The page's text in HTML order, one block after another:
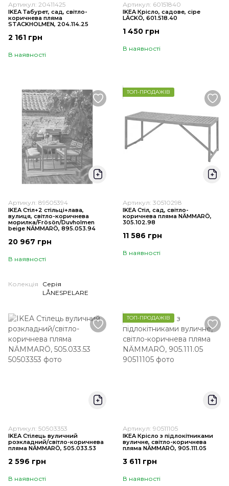
Артикул: 20411425
IKEA Табурет, сад, світло-
коричнева пляма
STACKHOLMEN, 204.114.25
2 161 грн
В наявності
Артикул: 60151840
IKEA Крісло, садове, сіре
LÄCKÖ, 601.518.40
1 450 грн
В наявності
Артикул: 89505394
IKEA Стіл+2 стільці+лава,
вулиця, світло-коричнева
морилка/Frösön/Duvholmen
beige NÄMMARÖ, 895.053.94
20 967 грн
В наявності
Колекція
Серія
LÅNESPELARE
ТОП-ПРОДАЖІВ
Артикул: 30510298
IKEA Стіл, сад, світло-
коричнева пляма NÄMMARÖ,
305.102.98
11 586 грн
В наявності
Артикул: 50503353
IKEA Стілець вуличний
розкладний/світло-коричнева
пляма NÄMMARÖ, 505.033.53
2 596 грн
В наявності
ТОП-ПРОДАЖІВ
Артикул: 90511105
IKEA Крісло з підлокітниками
вуличне, світло-коричнева
пляма NÄMMARÖ, 905.111.05
3 611 грн
В наявності